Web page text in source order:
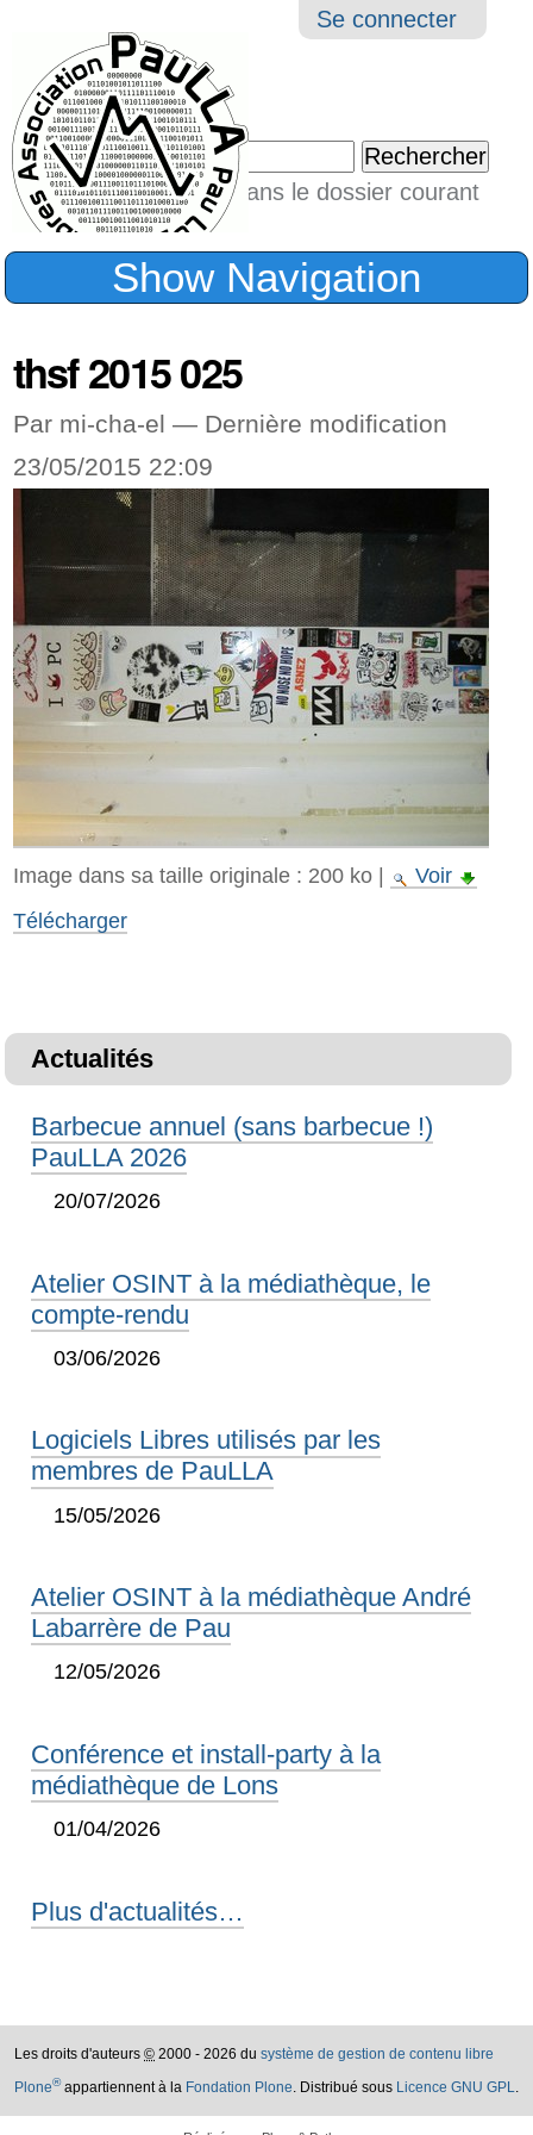
Outils
Se connecter
Chercher par
Seulement dans le dossier courant
Recherche
Show Navigation
thsf 2015 025
Par mi-cha-el — Dernière modification
23/05/2015 22:09
Image dans sa taille originale : 200 ko|
Voir
Télécharger
Actualités
Barbecue annuel (sans barbecue !)
PauLLA 2026
20/07/2026
Atelier OSINT à la médiathèque, le
compte-rendu
03/06/2026
Logiciels Libres utilisés par les
membres de PauLLA
15/05/2026
Atelier OSINT à la médiathèque André
Labarrère de Pau
12/05/2026
Conférence et install-party à la
médiathèque de Lons
01/04/2026
Plus d'actualités…
Les droits d'auteurs © 2000 - 2026 du système de gestion de contenu libre
Plone®appartiennent à la Fondation Plone. Distribué sous Licence GNU GPL.